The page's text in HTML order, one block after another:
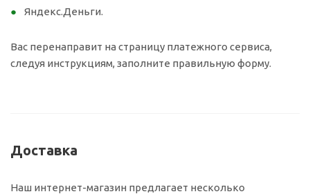
Яндекс.Деньги.
Вас перенаправит на страницу платежного сервиса,
следуя инструкциям, заполните правильную форму.
Доставка
Наш интернет-магазин предлагает несколько